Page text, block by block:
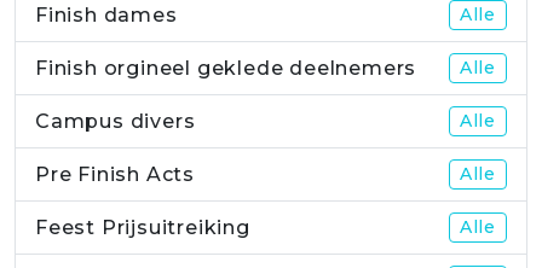
Finish dames Alle
Finish orgineel geklede deelnemers Alle
Campus divers Alle
Pre Finish Acts Alle
Feest Prijsuitreiking Alle